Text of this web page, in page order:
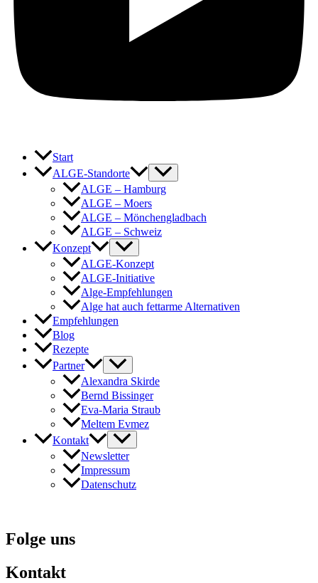
Start
ALGE-Standorte
ALGE – Hamburg
ALGE – Moers
ALGE – Mönchengladbach
ALGE – Schweiz
Konzept
ALGE-Konzept
ALGE-Initiative
Alge-Empfehlungen
Alge hat auch fettarme Alternativen
Empfehlungen
Blog
Rezepte
Partner
Alexandra Skirde
Bernd Bissinger
Eva-Maria Straub
Meltem Evmez
Kontakt
Newsletter
Impressum
Datenschutz
Folge uns
Kontakt